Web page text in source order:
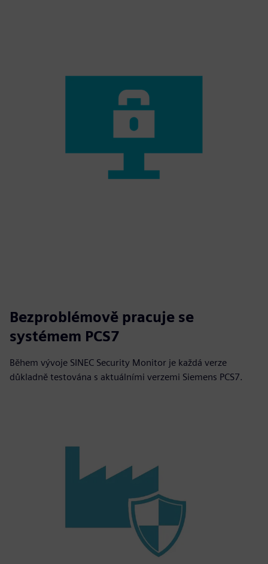
Bezproblémově pracuje se
systémem PCS7
Během vývoje SINEC Security Monitor je každá verze
důkladně testována s aktuálními verzemi Siemens PCS7.